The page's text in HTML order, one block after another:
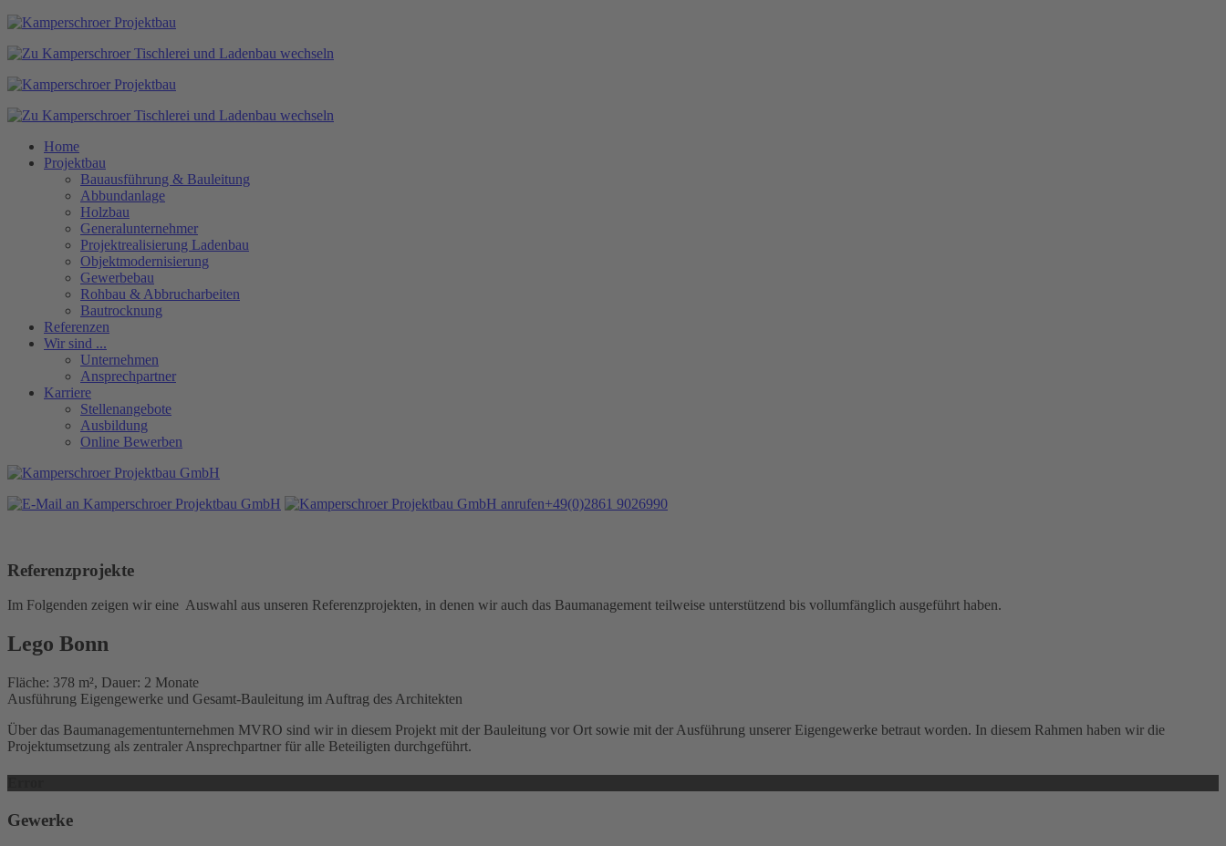
Home
Projektbau
Bauausführung & Bauleitung
Abbundanlage
Holzbau
Generalunternehmer
Projektrealisierung Ladenbau
Objektmodernisierung
Gewerbebau
Rohbau & Abbrucharbeiten
Bautrocknung
Referenzen
Wir sind ...
Unternehmen
Ansprechpartner
Karriere
Stellenangebote
Ausbildung
Online Bewerben
+49(0)2861 9026990
Referenzprojekte
Im Folgenden zeigen wir eine Auswahl aus unseren Referenzprojekten, in denen wir auch das Baumanagement teilweise unterstützend bis vollumfänglich ausgeführt haben.
Lego Bonn
Fläche: 378 m², Dauer: 2 Monate
Ausführung Eigengewerke und Gesamt-Bauleitung im Auftrag des Architekten
Über das Baumanagementunternehmen MVRO sind wir in diesem Projekt mit der Bauleitung vor Ort sowie mit der Ausführung unserer Eigengewerke betraut worden. In diesem Rahmen haben wir die
Projektumsetzung als zentraler Ansprechpartner für alle Beteiligten durchgeführt.
Gewerke